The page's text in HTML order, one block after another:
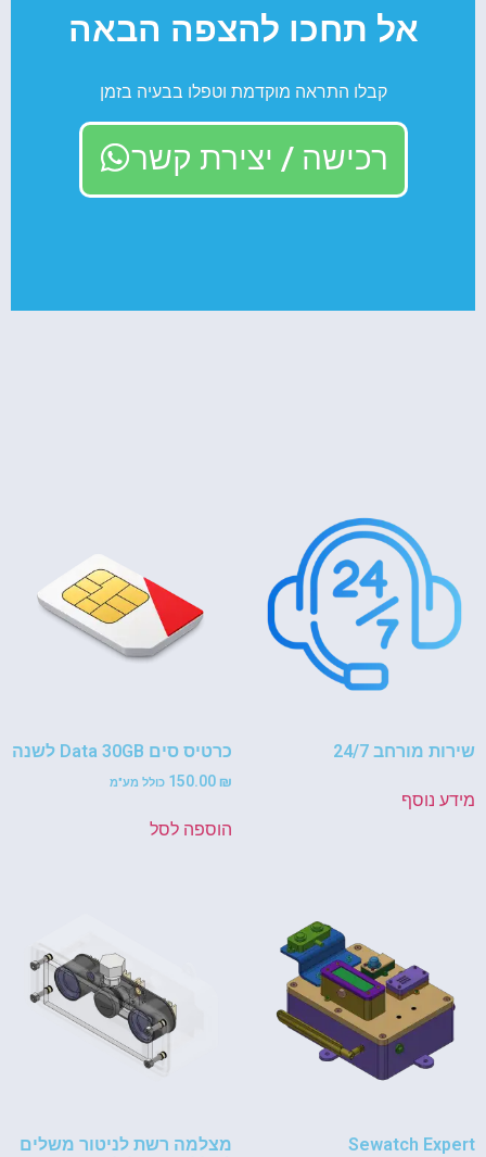
אל תחכו להצפה הבאה
קבלו התראה מוקדמת וטפלו בבעיה בזמן
רכישה / יצירת קשר
שירות מורחב 24/7
מידע נוסף
כרטיס סים Data 30GB לשנה
150.00₪ כולל מע"מ
הוספה לסל
Sewatch Expert
מצלמה רשת לניטור משלים